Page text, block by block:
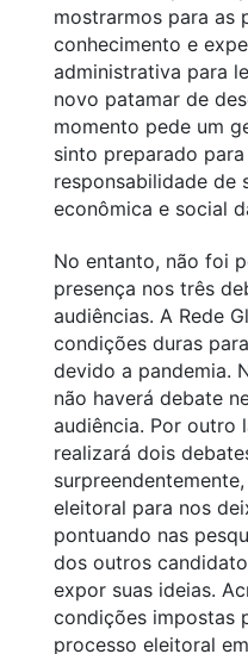
mostrarmos para as
conhecimento e
administrativa para
novo patamar de
momento pede um
sinto preparado para
responsabilidade de
econômica e social
No entanto, não foi
presença nos três
audiências. A Rede
condições duras
devido a pandemia.
não haverá debate
audiência. Por outro
realizará dois
eleitoral para nos
pontuando nas
dos outros
expor suas ideias.
condições impostas
processo eleitoral